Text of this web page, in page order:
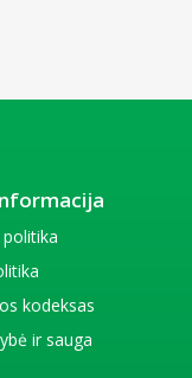
kodeksas
ir sauga